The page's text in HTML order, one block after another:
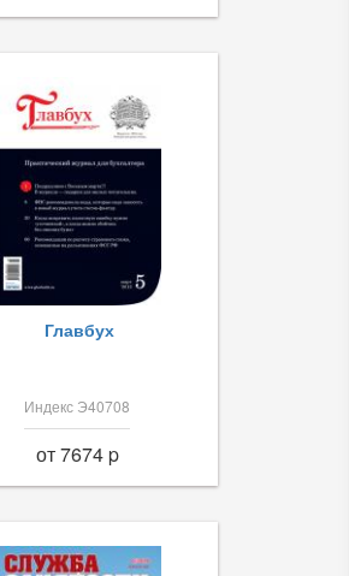
Главбух
Индекс Э40708
от 7674 p